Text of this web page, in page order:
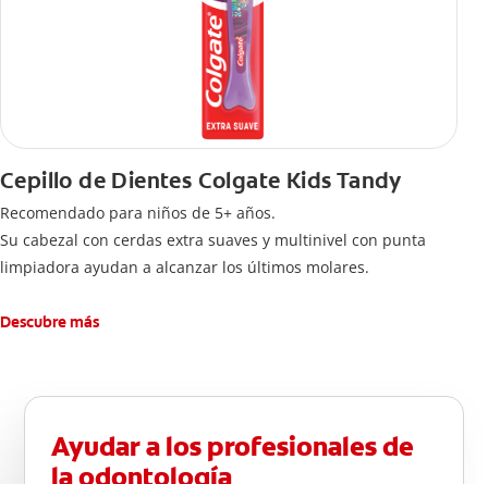
Cepillo de Dientes Colgate Kids Tandy
Recomendado para niños de 5+ años.
Su cabezal con cerdas extra suaves y multinivel con punta
limpiadora ayudan a alcanzar los últimos molares.
Descubre más
Ayudar a los profesionales de